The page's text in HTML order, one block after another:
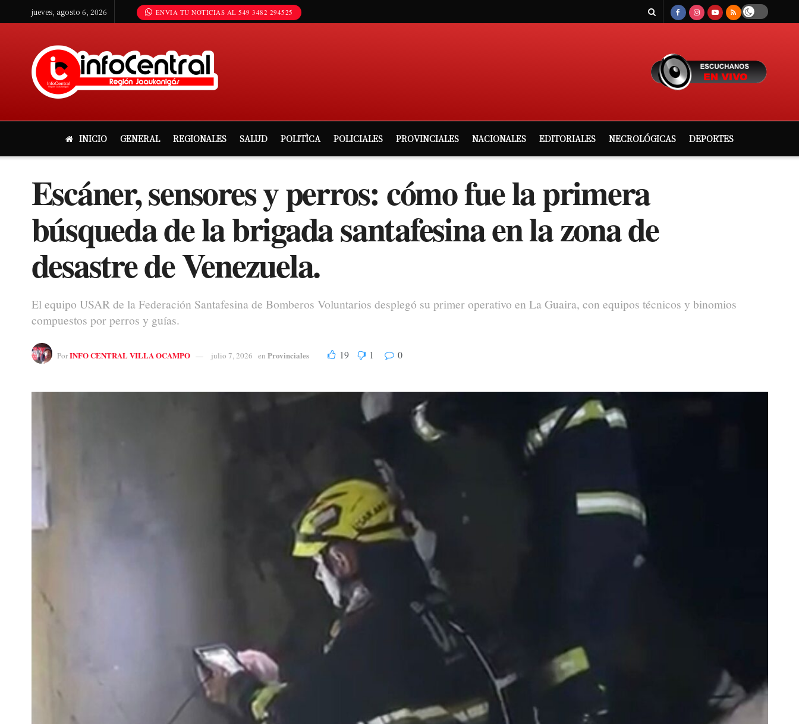
jueves, agosto 6, 2026 ENVIA TU NOTICIAS AL 549 3482 294525
INICIO GENERAL REGIONALES SALUD POLITÌCA POLICIALES PROVINCIALES NACIONALES EDITORIALES NECROLÓGICAS DEPORTES
Escáner, sensores y perros: cómo fue la primera
búsqueda de la brigada santafesina en la zona de
desastre de Venezuela.
El equipo USAR de la Federación Santafesina de Bomberos Voluntarios desplegó su primer operativo en La Guaira, con equipos técnicos y binomios
compuestos por perros y guías.
PorINFO CENTRAL VILLA OCAMPO julio 7, 2026 en Provinciales 19 1 0